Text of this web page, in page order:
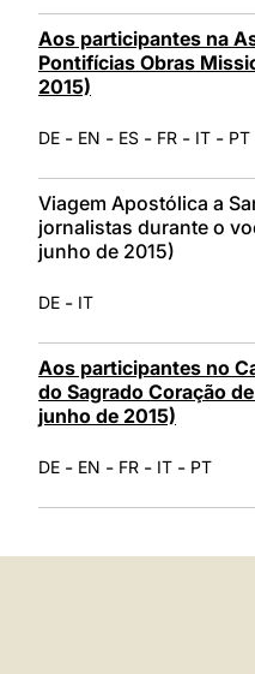
Aos participantes na
Pontifícias Obras
2015)
DE - EN - ES - FR - IT - PT
Viagem Apostólica a
jornalistas durante o
junho de 2015)
DE - IT
Aos participantes no
do Sagrado Coração
junho de 2015)
DE - EN - FR - IT - PT